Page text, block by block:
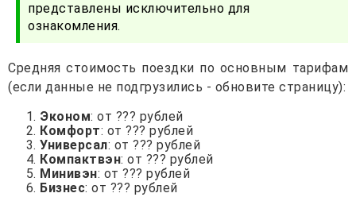
представлены исключительно для
ознакомления.
Средняя стоимость поездки по основным тарифам
(если данные не подгрузились - обновите страницу):
Эконом: от ??? рублей
Комфорт: от ??? рублей
Универсал: от ??? рублей
Компактвэн: от ??? рублей
Минивэн: от ??? рублей
Бизнес: от ??? рублей